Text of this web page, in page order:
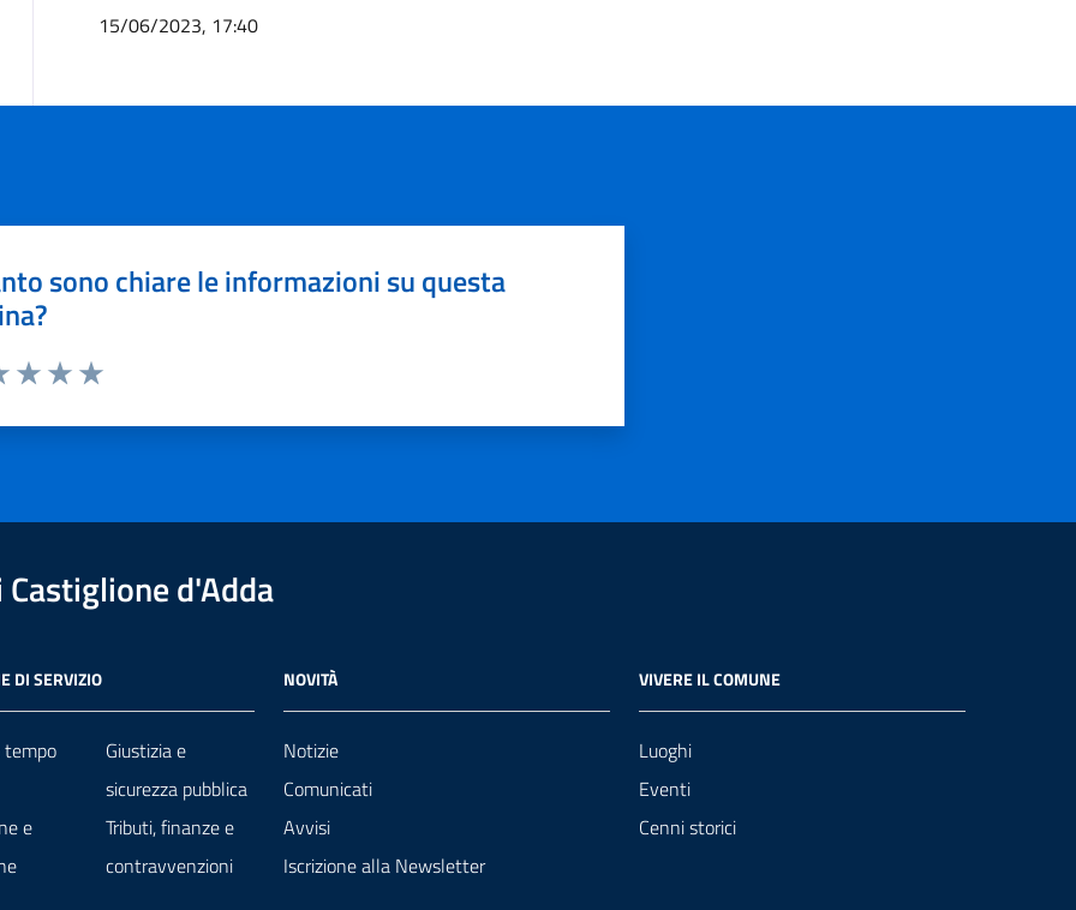
15/06/2023, 17:40
sono chiare le informazioni su questa
Castiglione d'Adda
DI SERVIZIO
tempo
e
Giustizia e
sicurezza pubblica
Tributi, finanze e
contravvenzioni
NOVITÀ
Notizie
Comunicati
Avvisi
Iscrizione alla Newsletter
VIVERE IL COMUNE
Luoghi
Eventi
Cenni storici